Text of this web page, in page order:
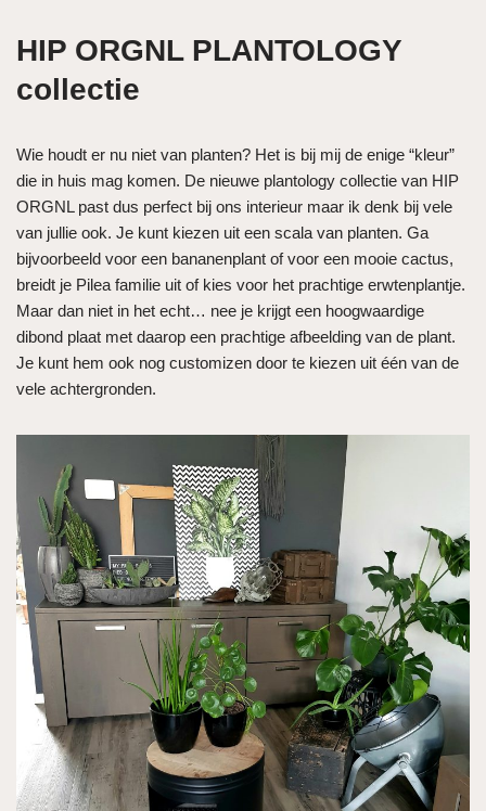
HIP ORGNL PLANTOLOGY
collectie
Wie houdt er nu niet van planten? Het is bij mij de enige “kleur”
die in huis mag komen. De nieuwe plantology collectie van HIP
ORGNL past dus perfect bij ons interieur maar ik denk bij vele
van jullie ook. Je kunt kiezen uit een scala van planten. Ga
bijvoorbeeld voor een bananenplant of voor een mooie cactus,
breidt je Pilea familie uit of kies voor het prachtige erwtenplantje.
Maar dan niet in het echt… nee je krijgt een hoogwaardige
dibond plaat met daarop een prachtige afbeelding van de plant.
Je kunt hem ook nog customizen door te kiezen uit één van de
vele achtergronden.